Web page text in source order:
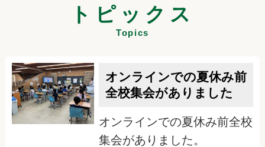
トピックス
Topics
オンラインでの夏休み前
全校集会がありました
オンラインでの夏休み前全校
集会がありました。